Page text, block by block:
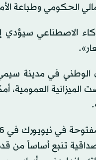
الحكومي وطباعة
إن بي سي» في 17 يوليو 2025، قال:
الميزانية
تنبع أساساً من